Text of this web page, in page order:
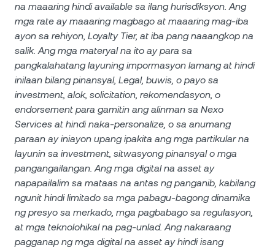
na maaaring hindi available sa ilang hurisdiksyon. Ang
mga rate ay maaaring magbago at maaaring mag-iba
ayon sa rehiyon, Loyalty Tier, at iba pang naaangkop na
salik. Ang mga materyal na ito ay para sa
pangkalahatang layuning impormasyon lamang at hindi
inilaan bilang pinansyal, Legal, buwis, o payo sa
investment, alok, solicitation, rekomendasyon, o
endorsement para gamitin ang alinman sa Nexo
Services at hindi naka-personalize, o sa anumang
paraan ay iniayon upang ipakita ang mga partikular na
layunin sa investment, sitwasyong pinansyal o mga
pangangailangan. Ang mga digital na asset ay
napapailalim sa mataas na antas ng panganib, kabilang
ngunit hindi limitado sa mga pabagu-bagong dinamika
ng presyo sa merkado, mga pagbabago sa regulasyon,
at mga teknolohikal na pag-unlad. Ang nakaraang
pagganap ng mga digital na asset ay hindi isang